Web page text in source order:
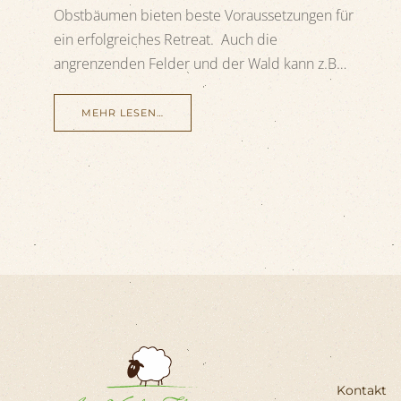
Obstbäumen bieten beste Voraussetzungen für
ein erfolgreiches Retreat. Auch die
angrenzenden Felder und der Wald kann z.B…
MEHR LESEN…
Kontakt